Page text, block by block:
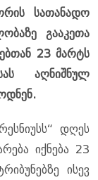
სათანადო
გააკეთა
23 მარტს
აღნიშნულ
დღეს
იქნება 23
ისევ